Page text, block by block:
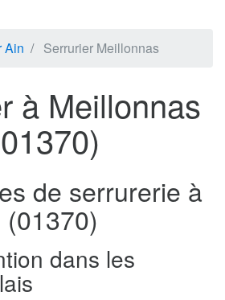
Ain Serrurier Meillonnas
à Meillonnas
de serrurerie à
dans les